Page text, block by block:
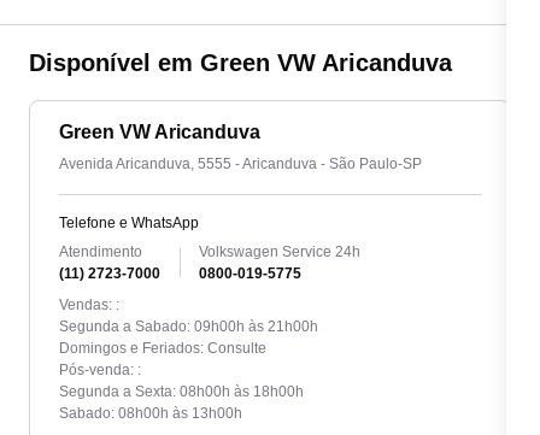
Disponível em Green VW Aricanduva
Green VW Aricanduva
Avenida Aricanduva, 5555 - Aricanduva - São Paulo-SP
Telefone e WhatsApp
Atendimento
(11) 2723-7000
Volkswagen Service 24h
0800-019-5775
Vendas: :
Segunda a Sabado: 09h00h às 21h00h
Domingos e Feriados: Consulte
Pós-venda: :
Segunda a Sexta: 08h00h às 18h00h
Sabado: 08h00h às 13h00h